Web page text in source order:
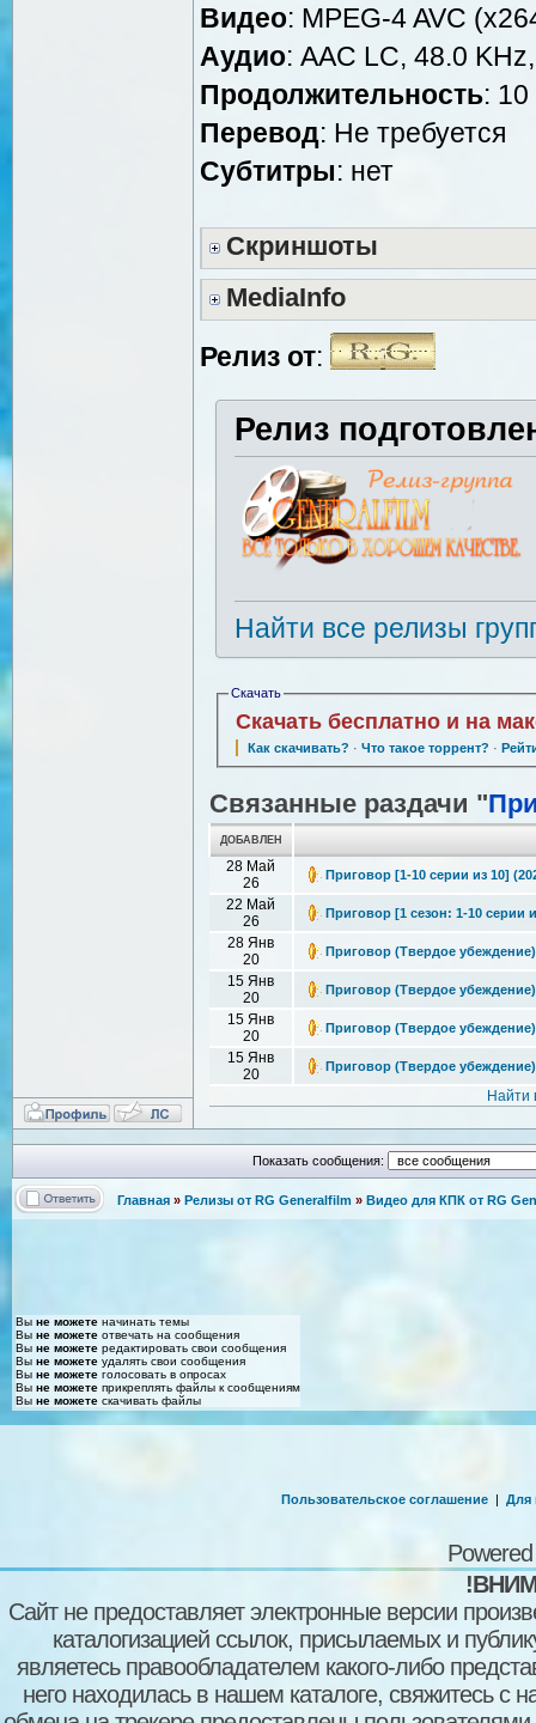
Видео: MPEG-4 AVC
Аудио: AAC LC, 48.0
Продолжительность:
Перевод: Не требуется
Cубтитры: нет
Скриншоты
MediaInfo
Релиз от:
Релиз
Найти все релизы
Скачать
Скачать бесплатно и на
Как скачивать? · Что такое торрент? ·
Связанные раздачи "
ДОБАВЛЕН
28 Май
26
Приговор [1-10 серии из 10]
22 Май
26
Приговор [1 сезон: 1-10 серии
28 Янв
20
Приговор (Твердое
15 Янв
20
Приговор (Твердое
15 Янв
20
Приговор (Твердое
15 Янв
20
Приговор (Твердое
Найти
Показать сообщения:
Главная » Релизы от RG Generalfilm » Видео для КПК от RG
Вы не можете начинать темы
Вы не можете отвечать на сообщения
Вы не можете редактировать свои сообщения
Вы не можете удалять свои сообщения
Вы не можете голосовать в опросах
Вы не можете прикреплять файлы к сообщениям
Вы не можете скачивать файлы
Пользовательское соглашение | Для
Сайт не предоставляет электронные версии
каталогизацией ссылок, присылаемых и
являетесь правообладателем какого-либо
него находилась в нашем каталоге, свяжитесь